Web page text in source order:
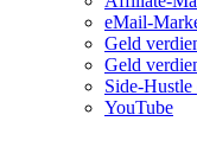
eMail-
Geld
Geld
Side-
YouTube